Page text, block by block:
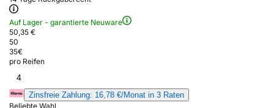
Auf Lager - garantierte Neuware
50,35 €
50
35€
pro Reifen
4
Zinsfreie Zahlung: 16,78 €/Monat in 3 Raten
Beliebte Wahl